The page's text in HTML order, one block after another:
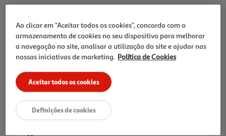
Ir para Homepage
Folhetos
Ao clicar em "Aceitar todos os cookies", concorda com o
armazenamento de cookies no seu dispositivo para melhorar
a navegação no site, analisar a utilização do site e ajudar nas
nossas iniciativas de marketing. Política de Cookies
Aceitar todos os cookies
Definições de cookies